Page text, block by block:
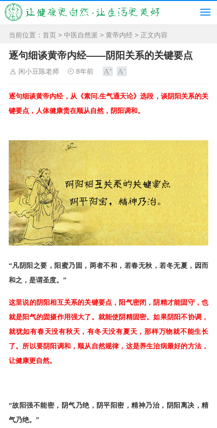
当前位置： 首页 > 中医自然派 > 黄帝内经 > 正文内容
逐句细谈黄帝内经——阴阳关系的关键要点
闲小豆陈老师 8年前
逐句细谈黄帝内经，从《素问 .生气通天论》选段，谈阴阳关系的关
键要点，人体健康贵在顺从自然，阴阳调和。
“凡阴阳之要，阳蜜乃固，两者不和，若春无秋，若冬无夏，因而
和之，是谓圣度。”
这里说的阴阳相互关系的关键要点，阳气密闭，阴精才能固守，也
就是阳气的固摄作用强大了。就能使阴精固密。如果阴阳不协调，
就犹如有春天没有秋天，有冬天没有夏天，那样万物就不能生长
了。所以要阴阳调和，顺从自然规律，这是养生治病最好的方法，
让健康更自然。
“故阳强不能密，阴气乃绝，阴平阳密，精神乃治，阴阳离决，精
气乃绝。”